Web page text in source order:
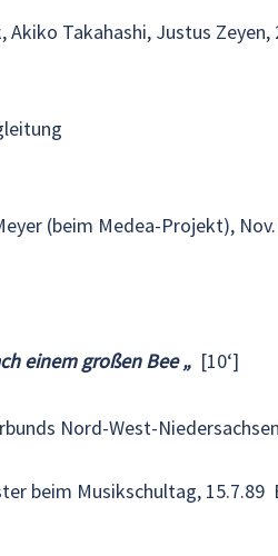
Akiko Takahashi, Justus
(beim Medea-Projekt),
einem großen Bee „ [10‘]
Nord-West-
beim Musikschultag, 15.7.89